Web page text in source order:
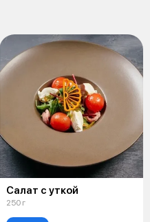
Салат с уткой
250 г